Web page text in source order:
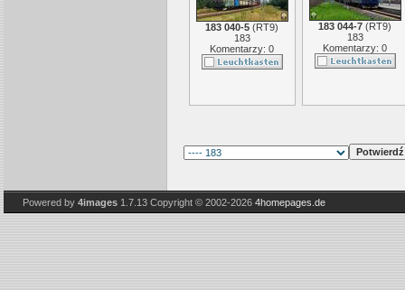
183 040-5 (RT9)
183
Komentarzy: 0
183 044-7 (RT9)
183
Komentarzy: 0
Powered by 4images1.7.13 Copyright © 2002-2026 4homepages.de